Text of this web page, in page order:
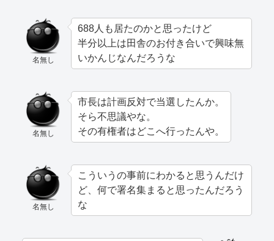
名無し
688人も居たのかと思ったけど
半分以上は田舎のお付き合いで興味無
いかんじなんだろうな
名無し
市長は計画反対で当選したんか。
そら不思議やな。
その有権者はどこへ行ったんや。
名無し
こういうの事前にわかると思うんだけ
ど、何で署名集まると思ったんだろう
な